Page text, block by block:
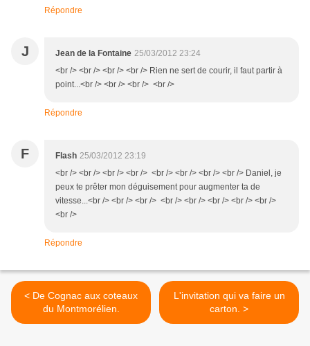
Répondre
J Jean de la Fontaine 25/03/2012 23:24
<br /> <br /> <br /> <br /> Rien ne sert de courir, il faut partir à
point...<br /> <br /> <br /> <br />
Répondre
F Flash 25/03/2012 23:19
<br /> <br /> <br /> <br /> <br /> <br /> <br /> <br /> Daniel, je
peux te prêter mon déguisement pour augmenter ta de
vitesse...<br /> <br /> <br /> <br /> <br /> <br /> <br /> <br />
<br />
Répondre
< De Cognac aux coteaux
du Montmorélien.
L'invitation qui va faire un
carton. >